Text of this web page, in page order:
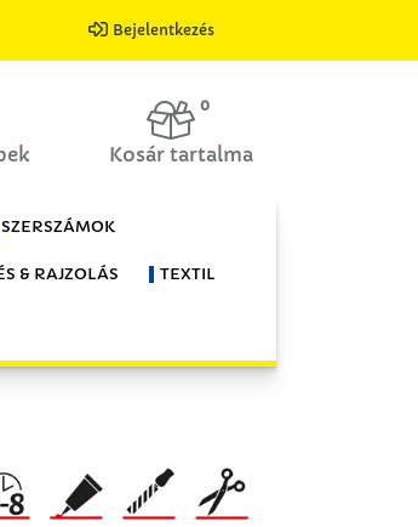
Bejelentkezés
0
Kosár tartalma
SZERSZÁMOK
& RAJZOLÁS TEXTIL